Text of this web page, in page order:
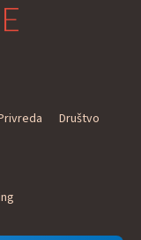
Društvo